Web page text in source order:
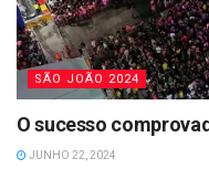
SÃO JOÃO 2024
O sucesso
JUNHO 22, 2024